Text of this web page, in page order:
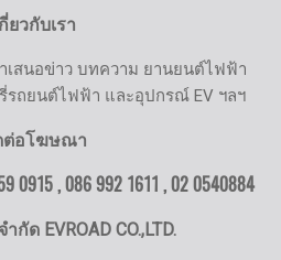
ยวกับเรา
ำเสนอข่าว บทความ ยานยนต์ไฟฟ้า
รถยนต์ไฟฟ้า และอุปกรณ์ EV ฯลฯ
ต่อโฆษณา
0915 , 086 992 1611 ,02 0540884
ด EVROAD CO.,LTD.